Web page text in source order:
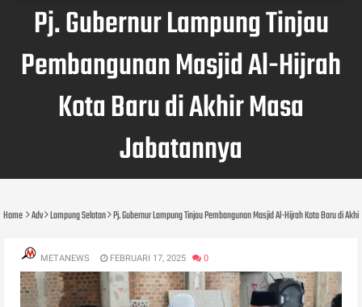
Pj. Gubernur Lampung Tinjau
Pembangunan Masjid Al-Hijrah
Kota Baru di Akhir Masa
Jabatannya
Home Adv Lampung Selatan Pj. Gubernur Lampung Tinjau Pembangunan Masjid Al-Hijrah Kota Baru di
METANEWS FEBRUARI 17, 2025 0